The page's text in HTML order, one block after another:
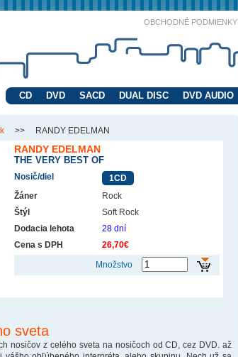
OBCHODNÉ PODMIENKY
CD DVD SACD DUAL DISC DVD AUDIO
>> RANDY EDELMAN
RANDY EDELMAN
THE VERY BEST OF
Nosič/diel
1CD
Žáner
Rock
Štýl
Soft Rock
Dodacia lehota
28 dní
Cena s DPH
26,70€
Množstvo
sveta
nosičov z celého sveta na nosičoch od CD, cez DVD. až